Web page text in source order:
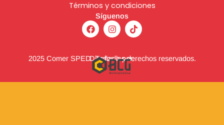
Términos y condiciones
Síguenos
F
a
c
b
o
o
k
I
n
s
a
g
r
a
T
i
k
o
2025 Comer SPED. Todos los derechos reservados.
Diseñado por: